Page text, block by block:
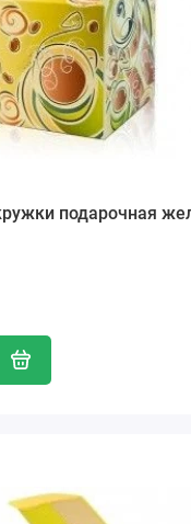
подарочная